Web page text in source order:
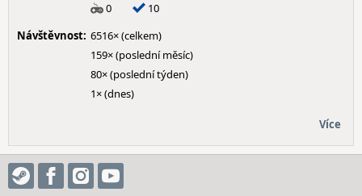
0
10
Návštěvnost: 6516× (celkem)
159× (poslední měsíc)
80× (poslední týden)
1× (dnes)
Více